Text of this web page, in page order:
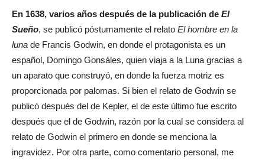
En 1638, varios años después de la publicación de El
Sueño, se publicó póstumamente el relato El hombre en la
luna de Francis Godwin, en donde el protagonista es un
español, Domingo Gonsáles, quien viaja a la Luna gracias a
un aparato que construyó, en donde la fuerza motriz es
proporcionada por palomas. Si bien el relato de Godwin se
publicó después del de Kepler, el de este último fue escrito
después que el de Godwin, razón por la cual se considera al
relato de Godwin el primero en donde se menciona la
ingravidez. Por otra parte, como comentario personal, me